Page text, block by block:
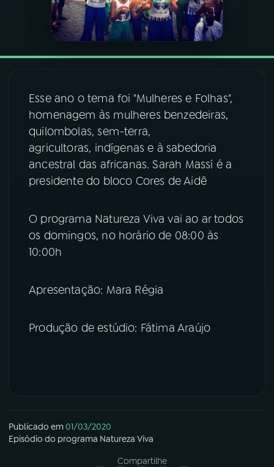
PODCASTS
08FESTIVAL DE MÚSICA
ACOMPANHE A RÁDIO NACIONAL
YouTube Facebook
Esse ano o tema foi "Mulheres e Folhas",
homenagem às mulheres benzedeiras,
quilombolas, sem-terra,
agricultoras, indígenas e à sabedoria
ancestral das africanas. Sarah Massí é a
presidente do bloco Cores de Aidê
O programa Natureza Viva vai ao ar todos
os domingos, no horário de 08:00 às
10:00h
Apresentação: Mara Régia
Produção de estúdio: Fátima Araújo
Publicado em01/03/2020
Episódio do programa Natureza Viva
Compartilhe